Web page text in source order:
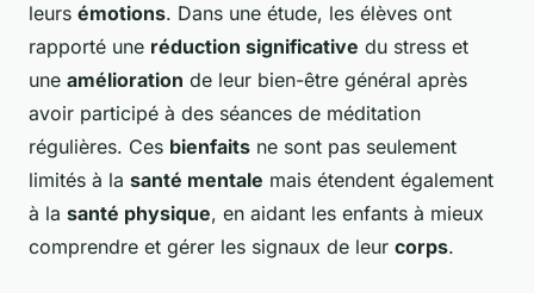
leurs émotions. Dans une étude, les élèves ont
rapporté une réduction significative du stress et
une amélioration de leur bien-être général après
avoir participé à des séances de méditation
régulières. Ces bienfaits ne sont pas seulement
limités à la santé mentale mais étendent également
à la santé physique, en aidant les enfants à mieux
comprendre et gérer les signaux de leur corps.